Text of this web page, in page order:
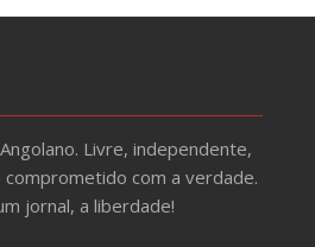
Livre, independente,
com a verdade.
jornal, a liberdade!